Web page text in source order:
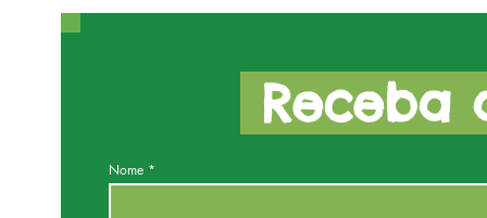
Receba
Nome